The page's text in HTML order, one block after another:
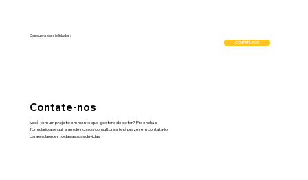
Descubra possibilidades:
CONTATE-NOS
Contate-nos
Você tem um projeto em mente que gostaria de cotar? Preencha o
formulário a seguir e um de nossos consultores terá prazer em contatá-lo
para esclarecer todas as suas dúvidas.